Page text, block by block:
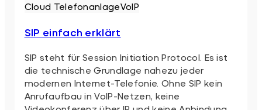
Cloud TelefonanlageVoIP
SIP einfach erklärt
SIP steht für Session Initiation Protocol. Es ist
die technische Grundlage nahezu jeder
modernen Internet-Telefonie. Ohne SIP kein
Anrufaufbau in VoIP-Netzen, keine